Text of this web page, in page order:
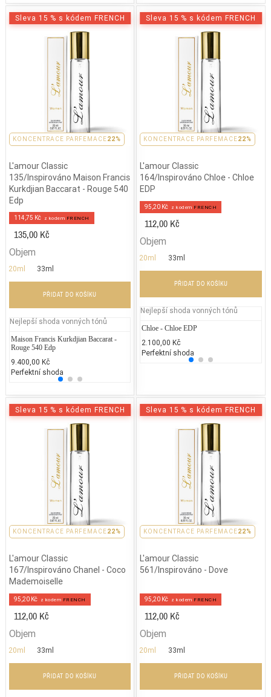
KONCENTRACE PARFEMACE22%
Sleva 15 % s kódem FRENCH
L'amour Classic
135/Inspirováno Maison Francis
Kurkdjian Baccarat - Rouge 540
Edp
114,75 Kč z kodem FRENCH
135,00 Kč
Objem
20ml 33ml
PŘIDAT DO KOŠÍKU
Nejlepší shoda vonných tónů
Maison Francis Kurkdjian Baccarat -
Rouge 540 Edp
9.400,00 Kč
Perfektní shoda
Cerruti - 1881
2.000,00 Kč
25% běžných vonných tónů
KONCENTRACE PARFEMACE22%
Sleva 15 % s kódem FRENCH
L'amour Classic
164/Inspirováno Chloe - Chloe
EDP
95,20 Kč z kodem FRENCH
112,00 Kč
Objem
20ml 33ml
PŘIDAT DO KOŠÍKU
Nejlepší shoda vonných tónů
Chloe - Chloe EDP
2.100,00 Kč
Perfektní shoda
KONCENTRACE PARFEMACE22%
Sleva 15 % s kódem FRENCH
L'amour Classic
167/Inspirováno Chanel - Coco
Mademoiselle
95,20 Kč z kodem FRENCH
112,00 Kč
Objem
20ml 33ml
PŘIDAT DO KOŠÍKU
KONCENTRACE PARFEMACE22%
Sleva 15 % s kódem FRENCH
L'amour Classic
561/Inspirováno - Dove
95,20 Kč z kodem FRENCH
112,00 Kč
Objem
20ml 33ml
PŘIDAT DO KOŠÍKU